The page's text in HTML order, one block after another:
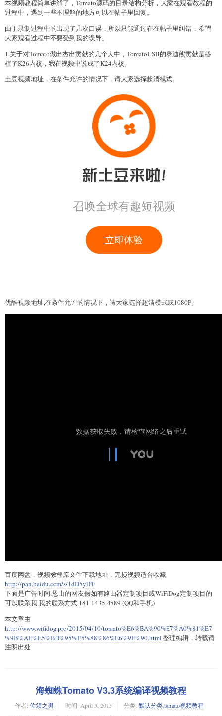
本视频教程简单讲解了，Tomato源码的目录结构分析，大家在观看教程的
过程中，遇到一些不理解的地方可以在帖子里回复。
由于录制过程中的出现了几次口误，所以只能通过在在帖子里纠错，希望
大家观看过程中不要受到我的误导。
1.关于对Tomato做出杰出贡献的几个人中，TomatoUSB的泰迪熊贡献是移
植了K26内核，我在视频中说成了K24内核。
土豆视频地址，在条件允许的情况下，请大家选择超清模式。
优酷视频地址,在条件允许的情况下，请大家选择超清模式或1080P。
百度网盘，视频教程原文件下载地址，无损视频适合收藏
http://pan.baidu.com/s/1dD5ylFF
下面是广告时间:恩山的网友假如有路由器定制项目或WiFiDog定制项目的
可以联系我,我的联系方式 181-1435-4589 (QQ和手机)
本文章由
http://www.wifidog.pro/2015/04/10/tomato%E6%BA%90%E7%A0%81%E7
%9B%AE%E5%BD%95%E5%88%86%E6%9E%90.html 整理编辑，转载请
注明出处
海蜘蛛Tomato V3.3系统编译视频教程
作者: 佐须之男 时间: April 3, 2015 分类: 默认分类,tomato视频教程